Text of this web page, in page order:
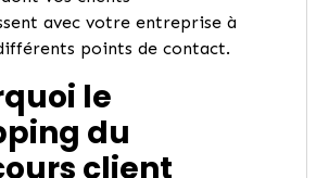
avec votre entreprise à
points de contact.
le
du
client